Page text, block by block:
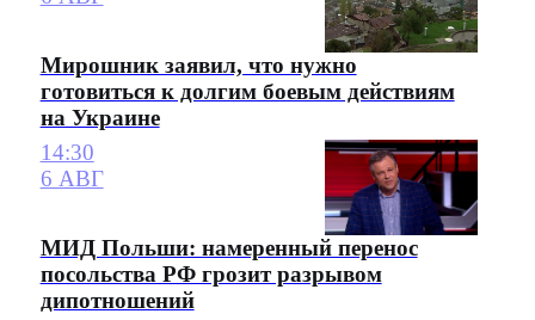
Мирошник заявил, что нужно
готовиться к долгим боевым действиям
на Украине
14:30
6 АВГ
МИД Польши: намеренный перенос
посольства РФ грозит разрывом
дипотношений